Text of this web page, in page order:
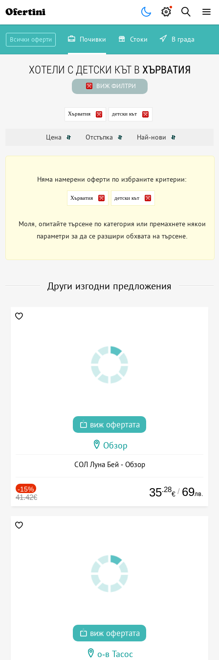
Ofertini
Всички оферти Почивки Стоки В града
ХОТЕЛИ С ДЕТСКИ КЪТ В ХЪРВАТИЯ
ВИЖ ФИЛТРИ
Хърватия детски кът
Цена Отстъпка Най-нови
Няма намерени оферти по избраните критерии:
Хърватия детски кът
Моля, опитайте търсене по категория или премахнете някои
параметри за да се разшири обхвата на търсене.
Други изгодни предложения
виж офертата
Обзор
СОЛ Луна Бей - Обзор
-15%
41.42€ 35.28
€ / 69лв.
виж офертата
о-в Тасос